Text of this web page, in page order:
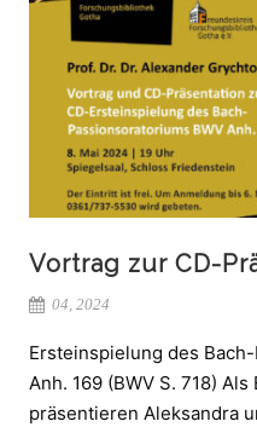
Vortrag zur CD-
04, 2024
Ersteinspielung des
Anh. 169 (BWV S. 718)
präsentieren Aleksandra